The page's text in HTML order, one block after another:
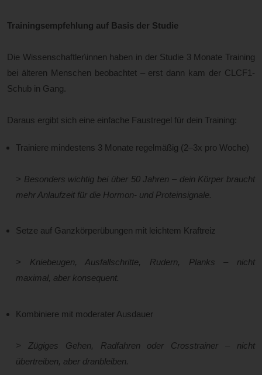
Trainingsempfehlung auf Basis der Studie
Die Wissenschaftler\innen haben in der Studie 3 Monate Training
bei älteren Menschen beobachtet – erst dann kam der CLCF1-
Schub in Gang.
Daraus ergibt sich eine einfache Faustregel für dein Training:
Trainiere mindestens 3 Monate regelmäßig (2–3x pro Woche)
> Besonders wichtig bei über 50 Jahren – dein Körper braucht
mehr Anlaufzeit für die Hormon- und Proteinsignale.
Setze auf Ganzkörperübungen mit leichtem Kraftreiz
> Kniebeugen, Ausfallschritte, Rudern, Planks – nicht
maximal, aber konsequent.
Kombiniere mit moderater Ausdauer
> Zügiges Gehen, Radfahren oder Crosstrainer – nicht
übertreiben, aber dranbleiben.